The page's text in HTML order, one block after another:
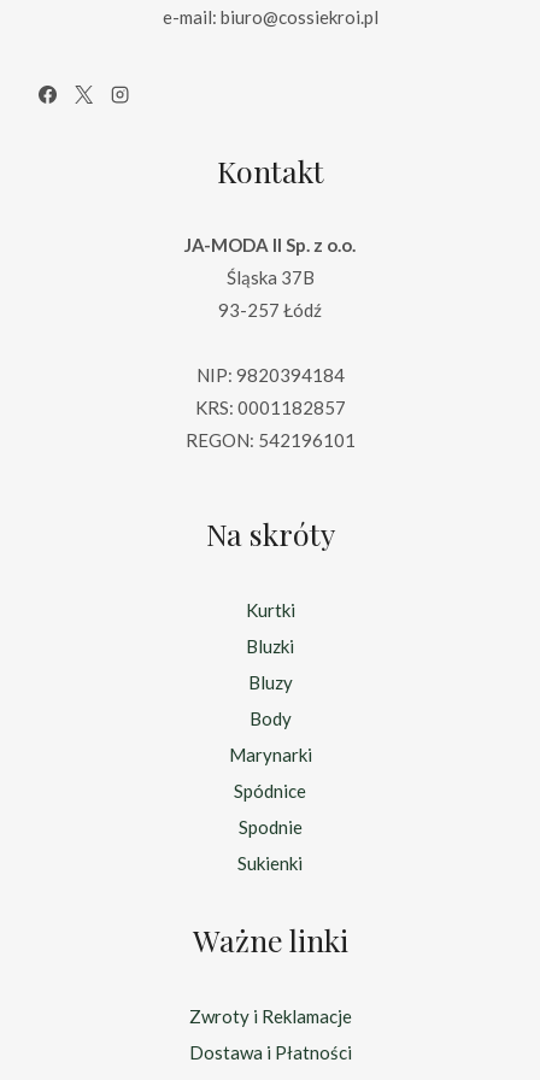
e-mail: biuro@cossiekroi.pl
Kontakt
JA-MODA II Sp. z o.o.
Śląska 37B
93-257 Łódź
NIP: 9820394184
KRS: 0001182857
REGON: 542196101
Na skróty
Kurtki
Bluzki
Bluzy
Body
Marynarki
Spódnice
Spodnie
Sukienki
Ważne linki
Zwroty i Reklamacje
Dostawa i Płatności